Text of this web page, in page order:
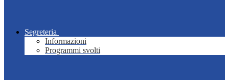
Segreteria
Informazioni
Programmi svolti